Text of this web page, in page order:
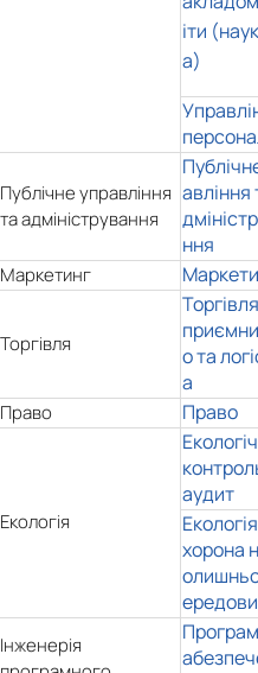
іти
а)
Публічне управління
та адміністрування
авління
ння
Маркетинг
Торгівля
о та
а
Право Право
Екологія
аудит
хорона
Інженерія